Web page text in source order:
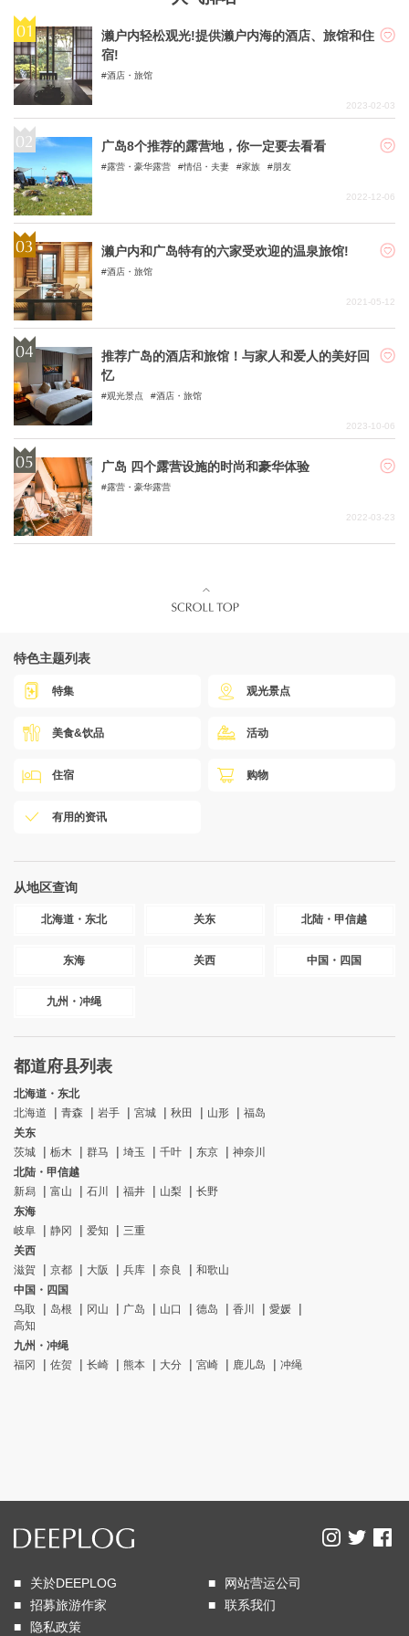
濑户内轻松观光!提供濑户内海的酒店、旅馆和住
宿!
酒店・旅馆
2023-02-03
广岛8个推荐的露营地，你一定要去看看
露营・豪华露营 情侣・夫妻 家族 朋友
2022-12-06
濑户内和广岛特有的六家受欢迎的温泉旅馆!
酒店・旅馆
2021-05-12
推荐广岛的酒店和旅馆！与家人和爱人的美好回
忆
观光景点 酒店・旅馆
2023-10-06
广岛 四个露营设施的时尚和豪华体验
露营・豪华露营
2022-03-23
特色主题列表
特集 观光景点
美食&饮品 活动
住宿 购物
有用的资讯
从地区查询
北海道・东北 关东 北陆・甲信越
东海 关西 中国・四国
九州・冲绳
都道府县列表
北海道・东北
北海道
青森 岩手 宮城 秋田 山形
福岛
关东
茨城
栃木 群马 埼玉 千叶 东京
神奈川
北陆・甲信越
新舄
富山 石川 福井 山梨
长野
东海
岐阜
静冈 爱知
三重
关西
滋賀
京都 大阪 兵库 奈良
和歌山
中国・四国
鸟取
岛根 冈山 广岛 山口 德岛 香川
愛媛
高知
九州・冲绳
福冈
佐贺 长崎 熊本 大分 宮崎 鹿儿岛 冲绳
关於DEEPLOG
网站营运公司
招募旅游作家
联系我们
隐私政策